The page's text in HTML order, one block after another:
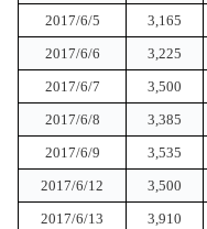
2017/6/5
3,165
2017/6/6
3,225
2017/6/7
3,500
2017/6/8
3,385
2017/6/9
3,535
2017/6/12
3,500
2017/6/13
3,910